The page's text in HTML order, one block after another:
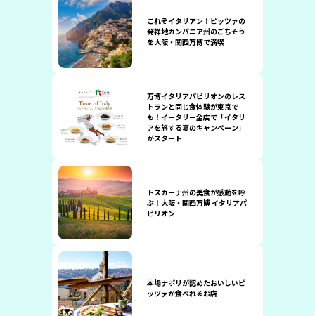
これぞイタリアン！ピッツァの
発祥地カンパニア州のごちそう
を大阪・関西万博で満喫
万博イタリアパビリオンのレス
トランと同じ食体験が東京で
も！イータリー全店で「イタリ
アを旅する夏のキャンペーン」
がスタート
トスカーナ州の美食が感動を呼
ぶ！大阪・関西万博 イタリアパ
ビリオン
本場ナポリが認めたおいしいピ
ッツァが食べれるお店